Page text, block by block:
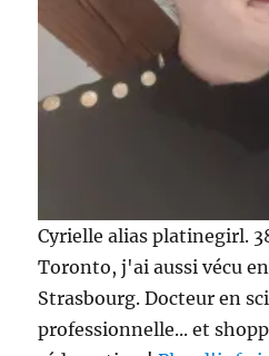
Cyrielle alias platinegirl.
Toronto, j'ai aussi vécu
Strasbourg. Docteur en
professionnelle... et